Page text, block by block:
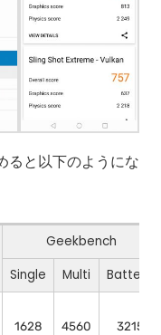
ると以下のようにな
Geekbench
Single
Multi
Battery
1628 4560 3215